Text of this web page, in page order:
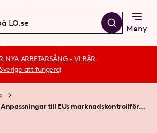
Meny
NYA ARBETARSÅNG - VI BÄR
att fungera)
LOs yttrande över Anpassningar till EUs marknadskontrollförordning del 2